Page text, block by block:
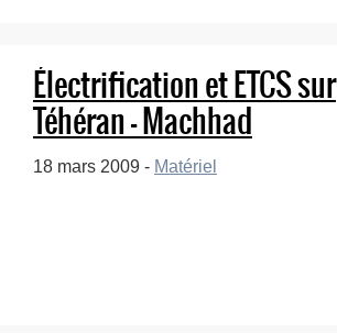
Électrification et ETCS sur
Téhéran – Machhad
18 mars 2009 - Matériel